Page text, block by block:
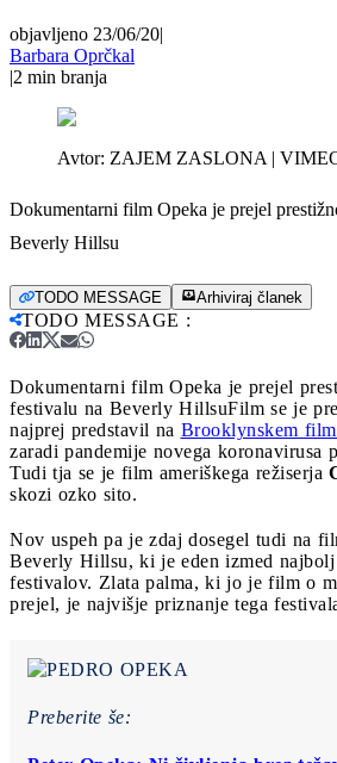
objavljeno 23/06/20|
Barbara Oprčkal
|2 min branja
Avtor: ZAJEM ZASLONA |
Dokumentarni film Opeka je prejel
Beverly Hillsu
TODO MESSAGE Arhiviraj članek
TODO MESSAGE :
Dokumentarni film Opeka je prejel
festivalu na Beverly HillsuFilm se je
najprej predstavil na Brooklynskem
zaradi pandemije novega koronavirusa
Tudi tja se je film ameriškega režiserja
skozi ozko sito.
Nov uspeh pa je zdaj dosegel tudi na
Beverly Hillsu, ki je eden izmed
festivalov. Zlata palma, ki jo je film o
prejel, je najvišje priznanje tega
Preberite še: